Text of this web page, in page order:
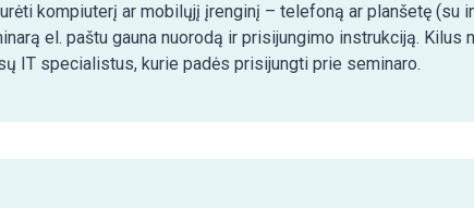
kompiuterį ar mobilųjį įrenginį – telefoną ar planšetę (su
el. paštu gauna nuorodą ir prisijungimo instrukciją. Kilus
IT specialistus, kurie padės prisijungti prie seminaro.